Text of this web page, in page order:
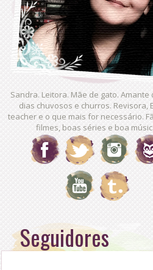
Sandra. Leitora. Mãe de gato. Amante
dias chuvosos e churros. Revisora,
teacher e o que mais for necessário.
filmes, boas séries e boa
Seguidores